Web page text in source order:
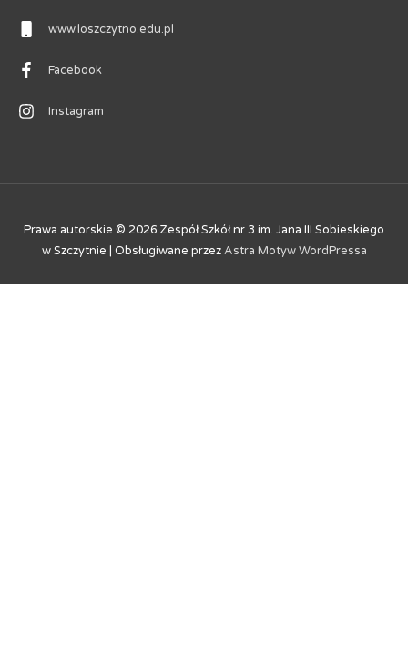
www.loszczytno.edu.pl
Facebook
Instagram
Prawa autorskie © 2026 Zespół Szkół nr 3 im. Jana III Sobieskiego
w Szczytnie | Obsługiwane przezAstra Motyw WordPressa